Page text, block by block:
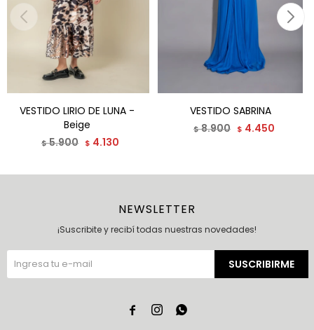
VESTIDO LIRIO DE LUNA -
Beige
$5.900 $ 4.130
VESTIDO SABRINA
$8.900 $ 4.450
NEWSLETTER
¡Suscribite y recibí todas nuestras novedades!
SUSCRIBIRME
  